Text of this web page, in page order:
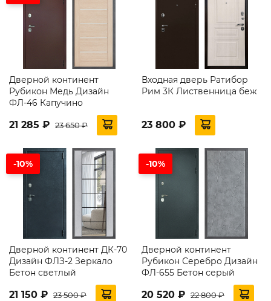
Дверной континент
Рубикон Медь Дизайн
ФЛ-46 Капучино
21 285 ₽ 23 650 ₽
Входная дверь Ратибор
Рим 3К Лиственница беж
23 800 ₽
-10%
Дверной континент ДК-70
Дизайн ФЛЗ-2 Зеркало
Бетон светлый
21 150 ₽ 23 500 ₽
-10%
Дверной континент
Рубикон Серебро Дизайн
ФЛ-655 Бетон серый
20 520 ₽ 22 800 ₽